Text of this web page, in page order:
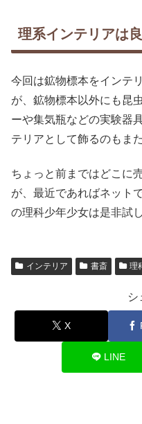
理系インテリアは
今回は鉱物標本をインテ
が、鉱物標本以外にも昆
ーや集気瓶などの実験器
テリアとして飾るのもま
ちょっと前まではどこに
が、最近であればネット
の理科少年少女は是非試
インテリア 書斎 理
シ
X
LINE